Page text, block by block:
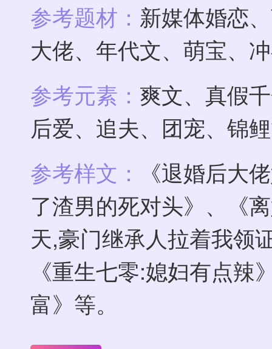
参考题材： 新媒体婚恋
大佬、年代文、萌宝、
参考元素： 爽文、真假
后爱、追夫、团宠、锦
参考样文：
《退婚后大
了渣男的死对头》、《
天,豪门继承人拉着我领
《重生七零:媳妇有点
富》等。